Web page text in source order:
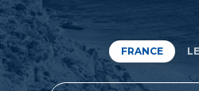
FRANCE